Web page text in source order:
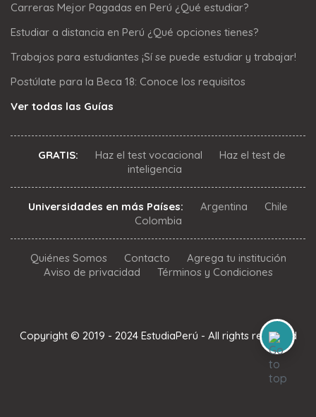
Carreras Mejor Pagadas en Perú ¿Qué estudiar?
Estudiar a distancia en Perú ¿Qué opciones tienes?
Trabajos para estudiantes ¡Sí se puede estudiar y trabajar!
Postúlate para la Beca 18: Conoce los requisitos
Ver todas las Guías
GRATIS: Haz el test vocacional
Haz el test de
inteligencia
Universidades en más Países: Argentina
Chile
Colombia
Quiénes Somos Contacto
Agrega tu institución
Aviso de privacidad
Términos y Condiciones
Copyright © 2019 - 2024 EstudiaPerú - All rights reserved